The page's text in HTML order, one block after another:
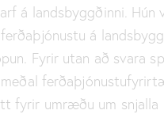
á landsbyggðinni. Hún
á
Fyrir utan að svara
fyrir umræðu um snjalla